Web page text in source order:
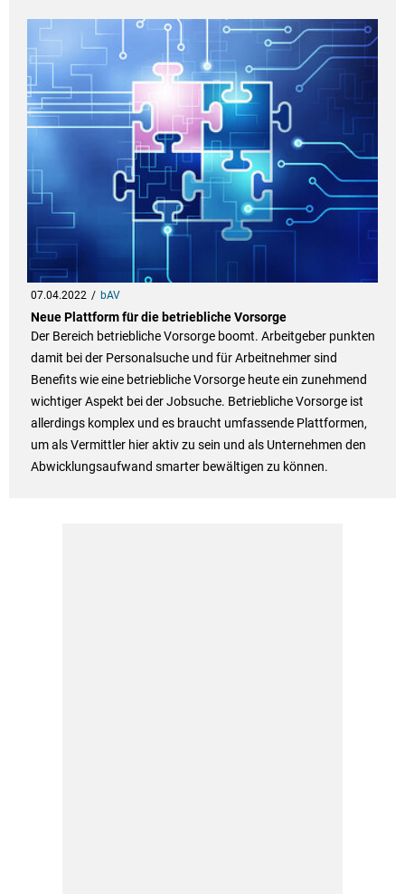
07.04.2022 bAV
Neue Plattform für die betriebliche Vorsorge
Der Bereich betriebliche Vorsorge boomt. Arbeitgeber punkten
damit bei der Personalsuche und für Arbeitnehmer sind
Benefits wie eine betriebliche Vorsorge heute ein zunehmend
wichtiger Aspekt bei der Jobsuche. Betriebliche Vorsorge ist
allerdings komplex und es braucht umfassende Plattformen,
um als Vermittler hier aktiv zu sein und als Unternehmen den
Abwicklungsaufwand smarter bewältigen zu können.